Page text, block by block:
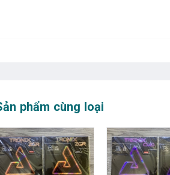
phẩm cùng loại